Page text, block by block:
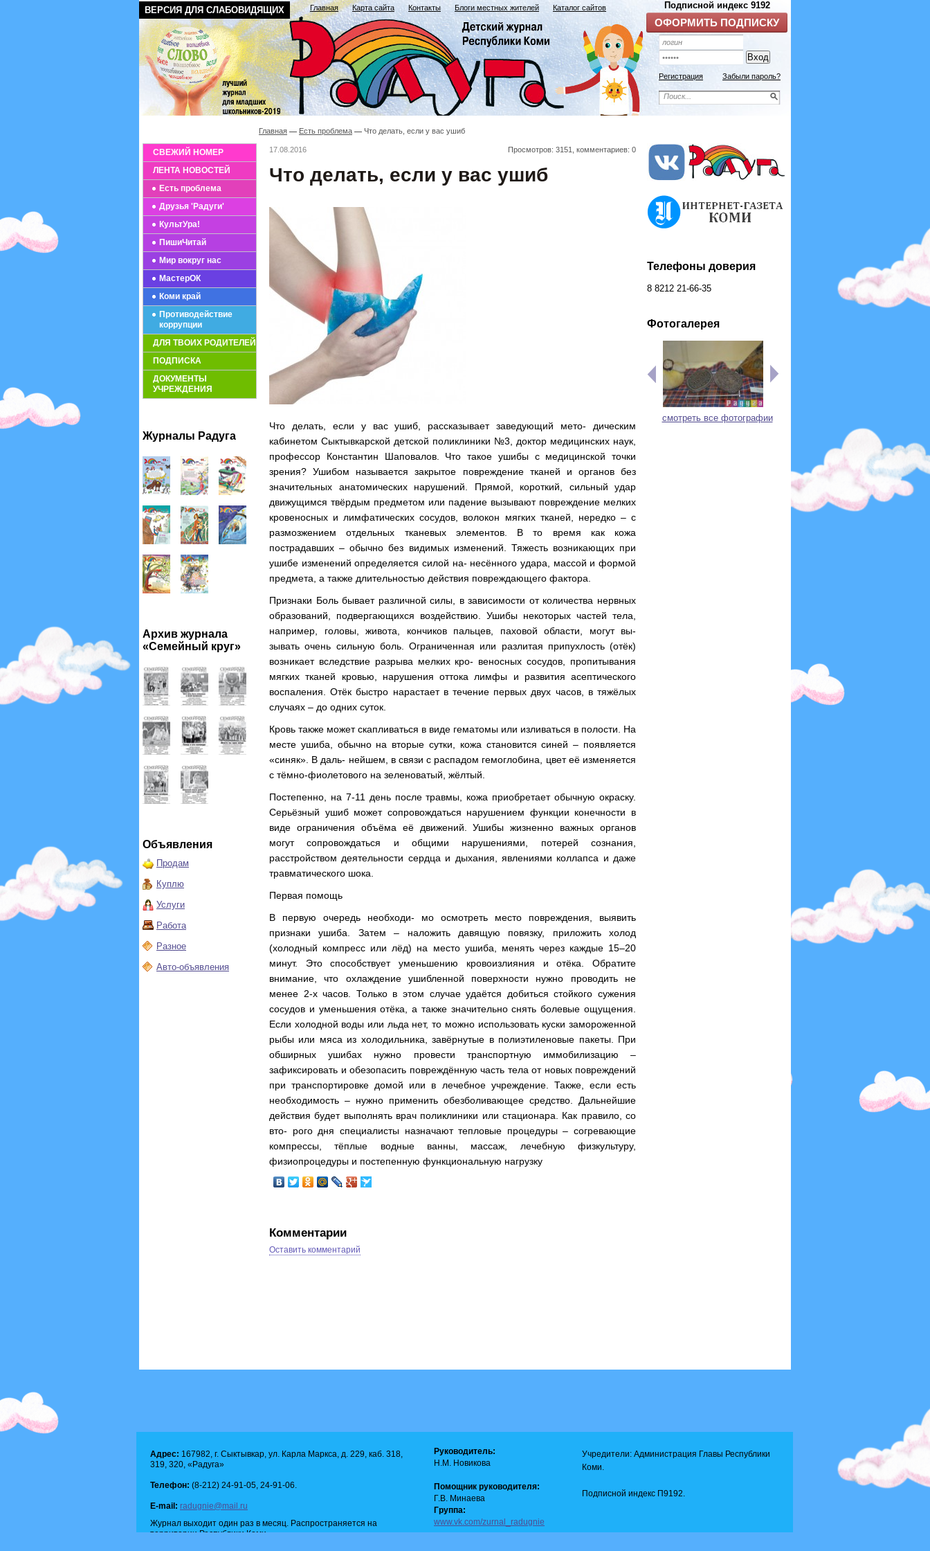
ВЕРСИЯ ДЛЯ СЛАБОВИДЯЩИХ Главная Карта сайта Контакты Блоги местных жителей Каталог сайтов
Регистрация Забыли пароль?
СВЕЖИЙ НОМЕР
ЛЕНТА НОВОСТЕЙ
Есть проблема
Друзья 'Радуги'
КультУра!
ПишиЧитай
Мир вокруг нас
МастерОК
Коми край
Противодействие
коррупции
ДЛЯ ТВОИХ РОДИТЕЛЕЙ
ПОДПИСКА
ДОКУМЕНТЫ
УЧРЕЖДЕНИЯ
Журналы Радуга
Архив журнала
«Семейный круг»
Объявления
Продам
Куплю
Услуги
Работа
Разное
Авто-объявления
Главная Есть проблема Что делать, если у вас ушиб
17.08.2016 Просмотров: 3151, комментариев: 0
Что делать, если у вас ушиб
Что делать, если у вас ушиб, рассказывает заведующий мето- дическим
кабинетом Сыктывкарской детской поликлиники №3, доктор медицинских наук,
профессор Константин Шаповалов. Что такое ушибы с медицинской точки
зрения? Ушибом называется закрытое повреждение тканей и органов без
значительных анатомических нарушений. Прямой, короткий, сильный удар
движущимся твёрдым предметом или падение вызывают повреждение мелких
кровеносных и лимфатических сосудов, волокон мягких тканей, нередко – с
размозжением отдельных тканевых элементов. В то время как кожа
пострадавших – обычно без видимых изменений. Тяжесть возникающих при
ушибе изменений определяется силой на- несённого удара, массой и формой
предмета, а также длительностью действия повреждающего фактора.
Признаки Боль бывает различной силы, в зависимости от количества нервных
образований, подвергающихся воздействию. Ушибы некоторых частей тела,
например, головы, живота, кончиков пальцев, паховой области, могут вы-
зывать очень сильную боль. Ограниченная или разлитая припухлость (отёк)
возникает вследствие разрыва мелких кро- веносных сосудов, пропитывания
мягких тканей кровью, нарушения оттока лимфы и развития асептического
воспаления. Отёк быстро нарастает в течение первых двух часов, в тяжёлых
случаях – до одних суток.
Кровь также может скапливаться в виде гематомы или изливаться в полости. На
месте ушиба, обычно на вторые сутки, кожа становится синей – появляется
«синяк». В даль- нейшем, в связи с распадом гемоглобина, цвет её изменяется
с тёмно-фиолетового на зеленоватый, жёлтый.
Постепенно, на 7-11 день после травмы, кожа приобретает обычную окраску.
Серьёзный ушиб может сопровождаться нарушением функции конечности в
виде ограничения объёма её движений. Ушибы жизненно важных органов
могут сопровождаться и общими нарушениями, потерей сознания,
расстройством деятельности сердца и дыхания, явлениями коллапса и даже
травматического шока.
Первая помощь
В первую очередь необходи- мо осмотреть место повреждения, выявить
признаки ушиба. Затем – наложить давящую повязку, приложить холод
(холодный компресс или лёд) на место ушиба, менять через каждые 15–20
минут. Это способствует уменьшению кровоизлияния и отёка. Обратите
внимание, что охлаждение ушибленной поверхности нужно проводить не
менее 2-х часов. Только в этом случае удаётся добиться стойкого сужения
сосудов и уменьшения отёка, а также значительно снять болевые ощущения.
Если холодной воды или льда нет, то можно использовать куски замороженной
рыбы или мяса из холодильника, завёрнутые в полиэтиленовые пакеты. При
обширных ушибах нужно провести транспортную иммобилизацию –
зафиксировать и обезопасить повреждённую часть тела от новых повреждений
при транспортировке домой или в лечебное учреждение. Также, если есть
необходимость – нужно применить обезболивающее средство. Дальнейшие
действия будет выполнять врач поликлиники или стационара. Как правило, со
вто- рого дня специалисты назначают тепловые процедуры – согревающие
компрессы, тёплые водные ванны, массаж, лечебную физкультуру,
физиопроцедуры и постепенную функциональную нагрузку
Комментарии
Оставить комментарий
Телефоны доверия
8 8212 21-66-35
Фотогалерея
смотреть все фотографии
Адрес: 167982, г. Сыктывкар, ул. Карла Маркса, д. 229, каб. 318,
319, 320, «Радуга»
Телефон: (8-212) 24-91-05, 24-91-06.
E-mail: radugnie@mail.ru
Журнал выходит один раз в месяц. Распространяется на
территории Республики Коми.
Руководитель:
Н.М. Новикова
Помощник руководителя:
Г.В. Минаева
Группа:
www.vk.com/zurnal_radugnie
Учредители: Администрация Главы Республики
Коми.
Подписной индекс П9192.